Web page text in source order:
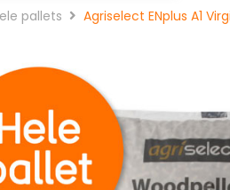
pallets Agriselect ENplus A1